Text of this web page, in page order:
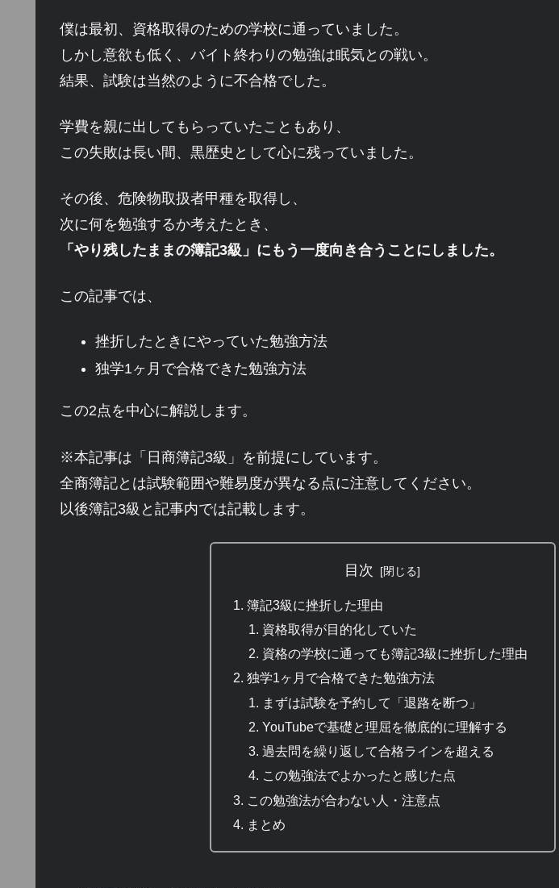
僕は最初、資格取得のための学校に通っていました。
しかし意欲も低く、バイト終わりの勉強は眠気との戦い。
結果、試験は当然のように不合格でした。
学費を親に出してもらっていたこともあり、
この失敗は長い間、黒歴史として心に残っていました。
その後、危険物取扱者甲種を取得し、
次に何を勉強するか考えたとき、
「やり残したままの簿記3級」にもう一度向き合うことにしました。
この記事では、
挫折したときにやっていた勉強方法
独学1ヶ月で合格できた勉強方法
この2点を中心に解説します。
※本記事は「日商簿記3級」を前提にしています。
全商簿記とは試験範囲や難易度が異なる点に注意してください。
以後簿記3級と記事内では記載します。
目次
簿記3級に挫折した理由
資格取得が目的化していた
資格の学校に通っても簿記3級に挫折した理由
独学1ヶ月で合格できた勉強方法
まずは試験を予約して「退路を断つ」
YouTubeで基礎と理屈を徹底的に理解する
過去問を繰り返して合格ラインを超える
この勉強法でよかったと感じた点
この勉強法が合わない人・注意点
まとめ